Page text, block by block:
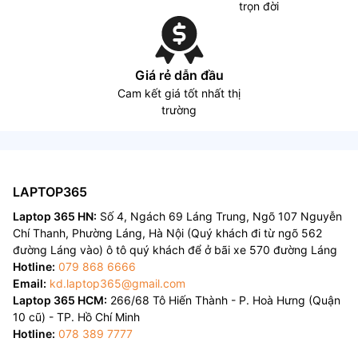
trọn đời
Giá rẻ dẫn đầu
Cam kết giá tốt nhất thị
trường
LAPTOP365
Laptop 365 HN: Số 4, Ngách 69 Láng Trung, Ngõ 107 Nguyễn
Chí Thanh, Phường Láng, Hà Nội (Quý khách đi từ ngõ 562
đường Láng vào) ô tô quý khách để ở bãi xe 570 đường Láng
Hotline: 079 868 6666
Email: kd.laptop365@gmail.com
Laptop 365 HCM: 266/68 Tô Hiến Thành - P. Hoà Hưng (Quận
10 cũ) - TP. Hồ Chí Minh
Hotline: 078 389 7777